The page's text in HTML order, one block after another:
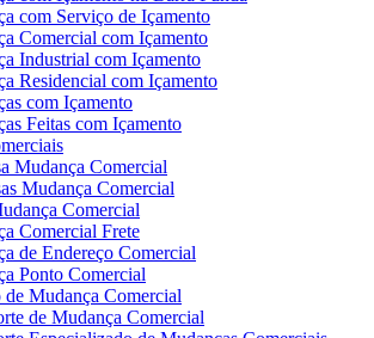
com Serviço de Içamento
Comercial com Içamento
Industrial com Içamento
Residencial com Içamento
com Içamento
Feitas com Içamento
Mudança Comercial
Mudança Comercial
Comercial
Comercial Frete
de Endereço Comercial
Ponto Comercial
de Mudança Comercial
de Mudança Comercial